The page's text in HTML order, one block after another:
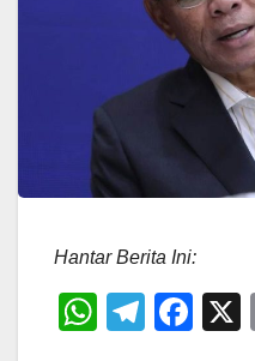
Hantar Berita Ini:
W
T
F